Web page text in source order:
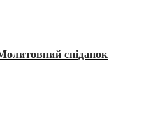
сніданок